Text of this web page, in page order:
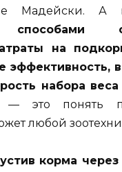
Мадейски. А
на
эффективность,
набора
— это понять
любой
корма